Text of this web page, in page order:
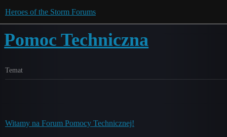
Heroes of the Storm Forums
Pomoc Techniczna
Temat
Witamy na Forum Pomocy Technicznej!